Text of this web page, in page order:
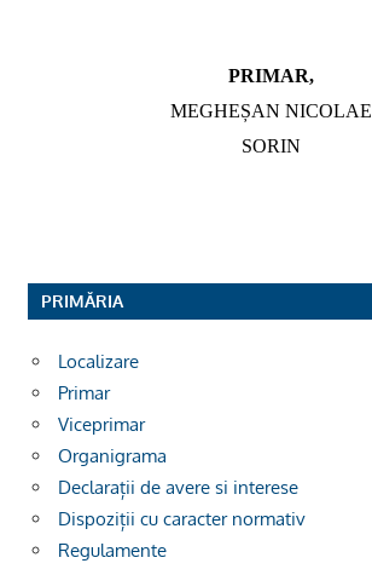
PRIMAR,
MEGHEȘAN NICOLAE
SORIN
PRIMĂRIA
Localizare
Primar
Viceprimar
Organigrama
Declarații de avere si interese
Dispoziții cu caracter normativ
Regulamente